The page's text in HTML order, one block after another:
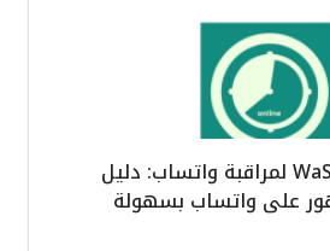
مراجعة تطبيق WaStat لمراقبة واتساب: دليل
على واتساب بسهولة